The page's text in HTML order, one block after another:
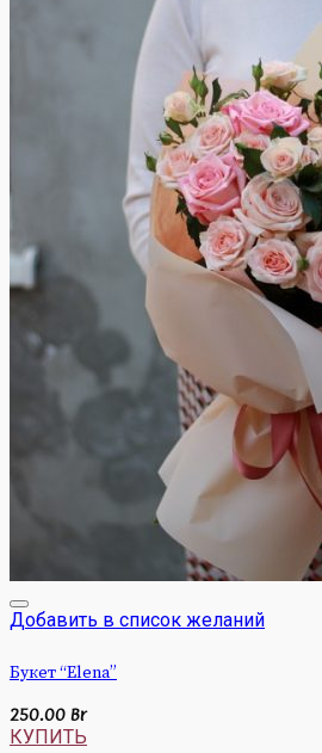
Добавить в список желаний
Букет “Elena”
250.00 Br
КУПИТЬ